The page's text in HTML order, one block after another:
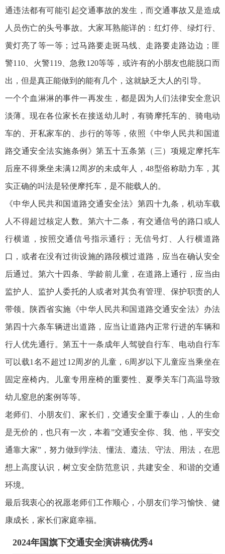
通违法都有可能引起交通事故的发生，而交通事故又是造成
人员伤亡的头号事故。大家耳熟能详的：红灯停、绿灯行、
黄灯亮了等一等；过马路要走斑马线、走路要走路边边；匪
警110、火警119、急救120等等，或许有的小朋友也能脱口而
出，但是真正能做到的能有几个，这就缺乏大人的引导。
一个个血淋淋的事件一再发生，都是因为人们法律安全意识
淡薄。现在各位家长在接送幼儿时，有骑摩托车的、骑电动
车的、开私家车的、步行的等等，依照《中华人民共和国道
路交通安全法实施条例》第五十五条第（三）项规定摩托车
后座不得乘坐未满12周岁的未成年人，48型俗称助力车，其
实正确的叫法是轻便摩托车，是不能载人的。
《中华人民共和国道路交通安全法》第四十九条，机动车载
人不得超过核定人数。第六十二条，有交通信号的路口或人
行横道，按照交通信号指示通行；无信号灯、人行横道路
口，或者在没有过街设施的路段横过道路，应当在确认安全
后通过。第六十四条、学龄前儿童，在道路上通行，应当由
监护人、监护人委托的人或者对其负有管理、保护职责的人
带领。陕西省实施《中华人民共和国道路交通安全法》办法
第四十六条车辆进出道路，应当让道路内正常行进的车辆和
行人优先通行。第五十一条成年人驾驶自行车、电动自行车
可以载1名不超过12周岁的儿童，6周岁以下儿童应当乘坐在
固定座椅内。儿童专用座椅的重要性、夏季关车门高温导致
幼儿窒息的案例等等。
老师们、小朋友们、家长们，交通安全重于泰山，人的生命
是无价的，也只有一次，本着”交通安全你、我、他，平安交
通靠大家”，努力做到学法、懂法、遵法、守法、用法，在思
想上高度认识，树立安全防范意识，共建安全、和谐的交通
环境。
最后我衷心的祝愿老师们工作顺心，小朋友们学习愉快、健
康成长，家长们家庭幸福。
2024年国旗下交通安全演讲稿优秀4